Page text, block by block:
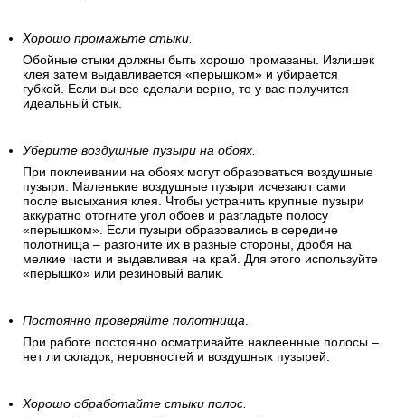
Хорошо промажьте стыки.
Обойные стыки должны быть хорошо промазаны. Излишек
клея затем выдавливается «перышком» и убирается
губкой. Если вы все сделали верно, то у вас получится
идеальный стык.
Уберите воздушные пузыри на обоях.
При поклеивании на обоях могут образоваться воздушные
пузыри. Маленькие воздушные пузыри исчезают сами
после высыхания клея. Чтобы устранить крупные пузыри
аккуратно отогните угол обоев и разгладьте полосу
«перышком». Если пузыри образовались в середине
полотнища – разгоните их в разные стороны, дробя на
мелкие части и выдавливая на край. Для этого используйте
«перышко» или резиновый валик.
Постоянно проверяйте полотнища.
При работе постоянно осматривайте наклеенные полосы –
нет ли складок, неровностей и воздушных пузырей.
Хорошо обработайте стыки полос.